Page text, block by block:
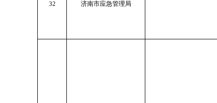
32 济南市应急管理局